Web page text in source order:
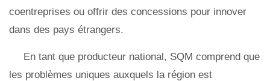
coentreprises ou offrir des concessions pour innover
dans des pays étrangers.
En tant que producteur national, SQM comprend que
les problèmes uniques auxquels la région est